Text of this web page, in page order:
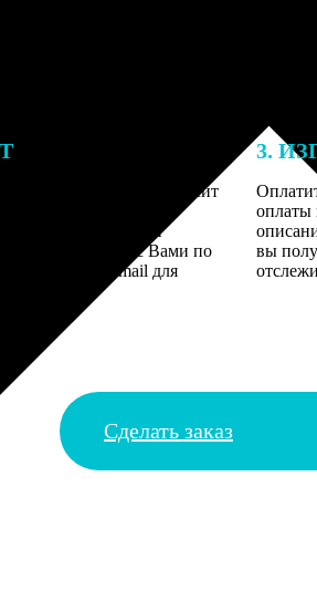
ФотоКниги зависит
заказа к печати наши
могут связаться с Вами по
телефону или email для
3.
оплаты
вы
Сделать заказ